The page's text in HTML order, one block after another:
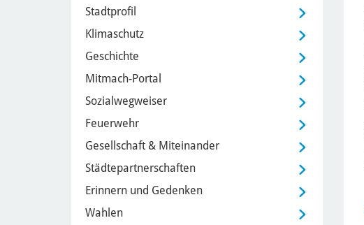
Stadtprofil
Klimaschutz
Geschichte
Mitmach-Portal
Sozialwegweiser
Feuerwehr
Gesellschaft & Miteinander
Städtepartnerschaften
Erinnern und Gedenken
Wahlen